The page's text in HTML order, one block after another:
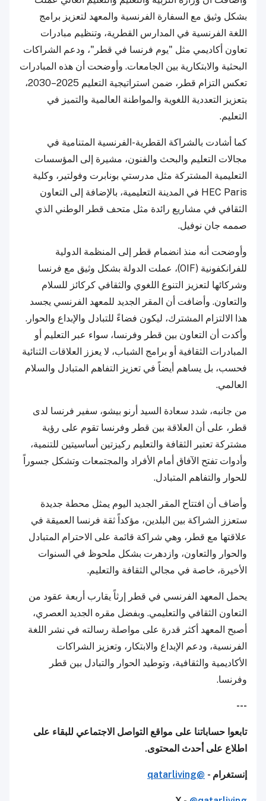
بشكل وثيق مع السفارة الفرنسية والمعهد لتعزيز برامج
اللغة الفرنسية في المدارس القطرية، وتنظيم مبادرات
تعاون أكاديمي مثل "يوم فرنسا في قطر"، ودعم الشراكات
البحثية والابتكارية بين الجامعات. وأوضحت أن هذه المبادرات
تعكس التزام قطر، ضمن استراتيجية التعليم 2025–2030،
بتعزيز التعددية اللغوية والمواطنة العالمية والتميز في
التعليم.
كما أشادت بالشراكة القطرية-الفرنسية المتنامية في
مجالات التعليم والبحث والفنون، مشيرة إلى المؤسسات
التعليمية المشتركة مثل مدرستي بونابرت وفولتير، وكلية
HEC Paris في المدينة التعليمية، بالإضافة إلى التعاون
الثقافي في مشاريع رائدة مثل متحف قطر الوطني الذي
صممه جان نوفيل.
وأوضحت أنه منذ انضمام قطر إلى المنظمة الدولية
للفرانكفونية (OIF)، عملت الدولة بشكل وثيق مع فرنسا
وشركائها لتعزيز التنوع اللغوي والثقافي كركائز للسلام
والتعاون. وأضافت أن المقر الجديد للمعهد الفرنسي يجسد
هذا الالتزام المشترك، ليكون فضاءً للتبادل والإبداع والحوار.
وأكدت أن التعاون بين قطر وفرنسا، سواء عبر التعليم أو
المبادرات الثقافية أو برامج الشباب، لا يعزز العلاقات الثنائية
فحسب، بل يساهم أيضاً في تعزيز التفاهم المتبادل والسلام
العالمي.
من جانبه، شدد سعادة السيد أرنو بيشو، سفير فرنسا لدى
قطر، على أن العلاقة بين قطر وفرنسا تقوم على رؤية
مشتركة تعتبر الثقافة والتعليم ركيزتين أساسيتين للتنمية،
وأدوات تفتح الآفاق أمام الأفراد والمجتمعات وتشكل جسوراً
للحوار والتفاهم المتبادل.
وأضاف أن افتتاح المقر الجديد اليوم يمثل محطة جديدة
ستعزز الشراكة بين البلدين، مؤكداً ثقة فرنسا العميقة في
علاقتها مع قطر، وهي شراكة قائمة على الاحترام المتبادل
والحوار والتعاون، وازدهرت بشكل ملحوظ في السنوات
الأخيرة، خاصة في مجالي الثقافة والتعليم.
يحمل المعهد الفرنسي في قطر إرثاً يقارب أربعة عقود من
التعاون الثقافي والتعليمي. وبفضل مقره الجديد العصري،
أصبح المعهد أكثر قدرة على مواصلة رسالته في نشر اللغة
الفرنسية، ودعم الإبداع والابتكار، وتعزيز الشراكات
الأكاديمية والثقافية، وتوطيد الحوار والتبادل بين قطر
وفرنسا.
---
تابعوا حساباتنا على مواقع التواصل الاجتماعي للبقاء على
اطلاع على أحدث المحتوى.
إنستغرام - @qatarliving